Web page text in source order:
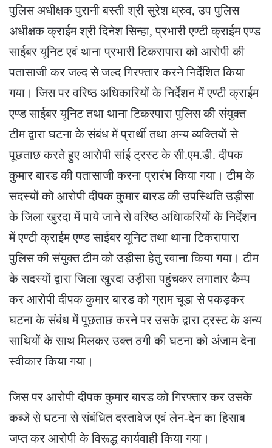
पुलिस अधीक्षक पुरानी बस्ती श्री सुरेश ध्रुव, उप पुलिस
अधीक्षक क्राईम श्री दिनेश सिन्हा, प्रभारी एण्टी क्राईम एण्ड
साईबर यूनिट एवं थाना प्रभारी टिकरापारा को आरोपी की
पतासाजी कर जल्द से जल्द गिरफ्तार करने निर्देशित किया
गया। जिस पर वरिष्ठ अधिकारियों के निर्देशन में एण्टी क्राईम
एण्ड साईबर यूनिट तथा थाना टिकरपारा पुलिस की संयुक्त
टीम द्वारा घटना के संबंध में प्रार्थी तथा अन्य व्यक्तियों से
पूछताछ करते हुए आरोपी सांई ट्रस्ट के सी.एम.डी. दीपक
कुमार बारड की पतासाजी करना प्रारंभ किया गया। टीम के
सदस्यों को आरोपी दीपक कुमार बारड की उपस्थिति उड़ीसा
के जिला खुरदा में पाये जाने से वरिष्ठ अधिाकरियों के निर्देशन
में एण्टी क्राईम एण्ड साईबर यूनिट तथा थाना टिकरापारा
पुलिस की संयुक्त टीम को उड़ीसा हेतु रवाना किया गया। टीम
के सदस्यों द्वारा जिला खुरदा उड़ीसा पहुंचकर लगातार कैम्प
कर आरोपी दीपक कुमार बारड को ग्राम चूडा से पकड़कर
घटना के संबंध में पूछताछ करने पर उसके द्वारा ट्रस्ट के अन्य
साथियों के साथ मिलकर उक्त ठगी की घटना को अंजाम देना
स्वीकार किया गया।
जिस पर आरोपी दीपक कुमार बारड को गिरफ्तार कर उसके
कब्जे से घटना से संबंधित दस्तावेज एवं लेन-देन का हिसाब
जप्त कर आरोपी के विरूद्ध कार्यवाही किया गया।